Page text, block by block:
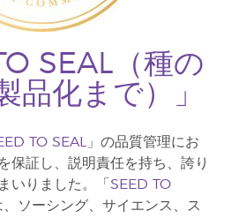
SEAL（種の
品化まで）」
TO SEAL
」の品質管理にお
保証し、説明責任を持ち、誇り
いりました。「 SEED TO
、ソーシング、サイエンス、ス